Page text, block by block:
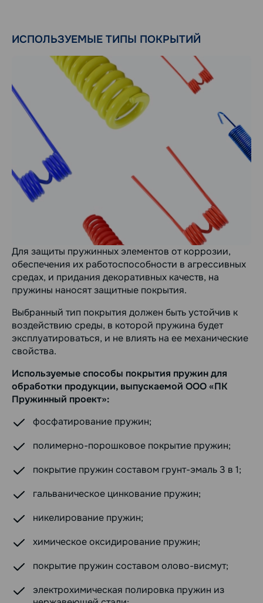
ИСПОЛЬЗУЕМЫЕ ТИПЫ ПОКРЫТИЙ
Для защиты пружинных элементов от коррозии,
обеспечения их работоспособности в агрессивных
средах, и придания декоративных качеств, на
пружины наносят защитные покрытия.
Выбранный тип покрытия должен быть устойчив к
воздействию среды, в которой пружина будет
эксплуатироваться, и не влиять на ее механические
свойства.
Используемые способы покрытия пружин для
обработки продукции, выпускаемой ООО «ПК
Пружинный проект»:
фосфатирование пружин;
полимерно-порошковое покрытие пружин;
покрытие пружин составом грунт-эмаль 3 в 1;
гальваническое цинкование пружин;
никелирование пружин;
химическое оксидирование пружин;
покрытие пружин составом олово-висмут;
электрохимическая полировка пружин из